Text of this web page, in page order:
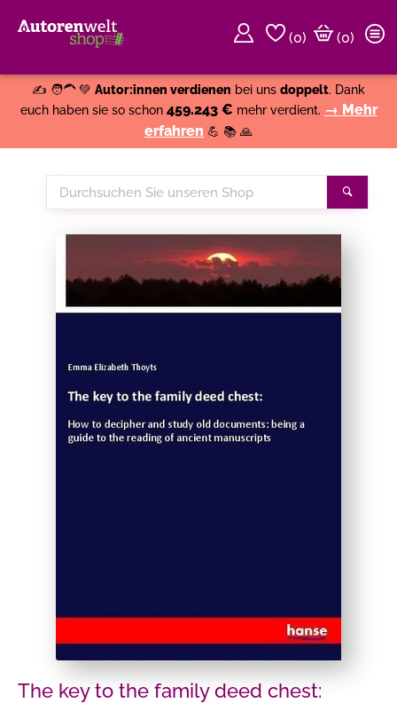
(0)
(0)
✍️ 🧑‍🦱 💚 Autor:innen verdienen bei uns doppelt. Dank
euch haben sie so schon 459.243 € mehr verdient. → Mehr
erfahren 💪 📚 🙏
Durchsuchen
Sie
The key to the family deed chest: